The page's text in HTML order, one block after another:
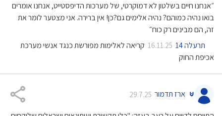
״אנחנו חיים בשלטון לא דמוקרטי, של מערכות הדיפסטייט, אנחנו אומרים
בואו נהיה כמוהם? נהיה אלימים גם?כן! אין ברירה. אני מצטער לומר את
זה, הם מבינים רק כוח״
תרעלה 14
16.11.25 קריאה לאלימות מפורשת כנגד אנשי מערכת
אכיפת החוק
ארז תדמור 29.7.25